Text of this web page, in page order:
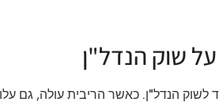
שוק הנדל"ן
לשוק הנדל"ן. כאשר הריבית עולה, גם